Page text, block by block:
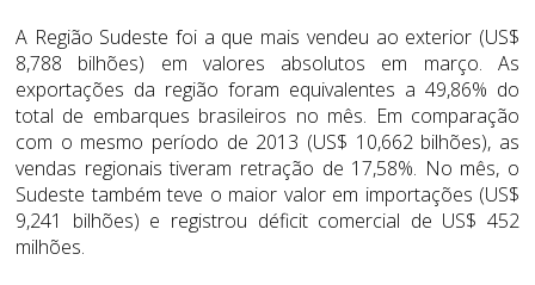
A Região Sudeste foi a que mais vendeu ao exterior (US$
8,788 bilhões) em valores absolutos em março. As
exportações da região foram equivalentes a 49,86% do
total de embarques brasileiros no mês. Em comparação
com o mesmo período de 2013 (US$ 10,662 bilhões), as
vendas regionais tiveram retração de 17,58%. No mês, o
Sudeste também teve o maior valor em importações (US$
9,241 bilhões) e registrou déficit comercial de US$ 452
milhões.